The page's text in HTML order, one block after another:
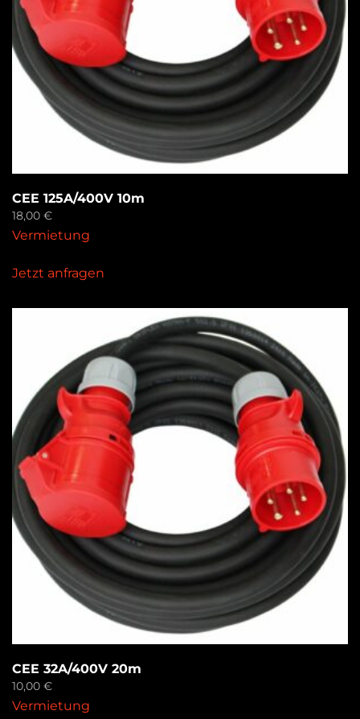
CEE 125A/400V 10m
18,00 €
Vermietung
Jetzt anfragen
CEE 32A/400V 20m
10,00 €
Vermietung